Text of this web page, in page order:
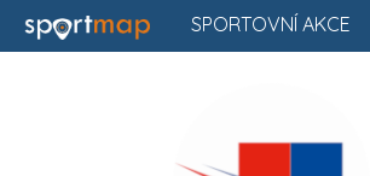
SPORTOVNÍ AKCE